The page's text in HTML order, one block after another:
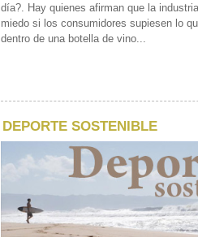
día?. Hay quienes afirman que la
miedo si los consumidores supiesen lo
dentro de una botella de vino...
DEPORTE SOSTENIBLE